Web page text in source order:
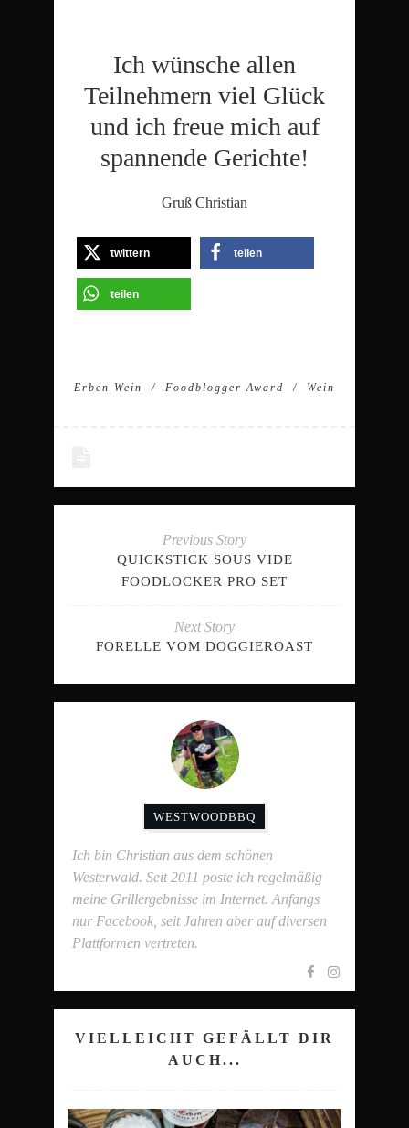
Ich wünsche allen
Teilnehmern viel Glück
und ich freue mich auf
spannende Gerichte!
Gruß Christian
twittern teilen
teilen
Erben Wein Foodblogger Award Wein
Previous Story
QUICKSTICK SOUS VIDE
FOODLOCKER PRO SET
Next Story
FORELLE VOM DOGGIEROAST
WESTWOODBBQ
Ich bin Christian aus dem schönen
Westerwald. Seit 2011 poste ich regelmäßig
meine Grillergebnisse im Internet. Anfangs
nur Facebook, seit Jahren aber auf diversen
Plattformen vertreten.
VIELLEICHT GEFÄLLT DIR
AUCH...